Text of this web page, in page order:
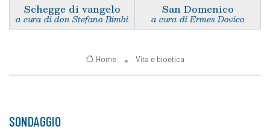
Schegge di vangelo
a cura di don Stefano Bimbi
San Domenico
a cura di Ermes Dovico
Home Vita e bioetica
SONDAGGIO